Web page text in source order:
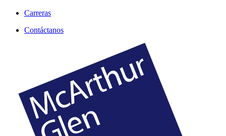
Carreras
Contáctanos